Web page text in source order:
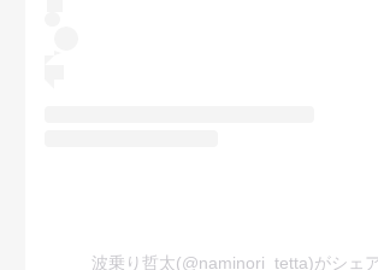
波乗り哲太(@naminori_tetta)がシェ